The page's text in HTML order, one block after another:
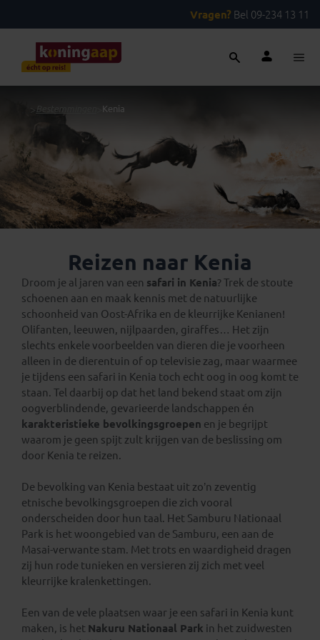
Vragen? Bel 09-234 13 11
> Bestemmingen Kenia
Reizen naar Kenia
Droom je al jaren van een safari in Kenia? Trek de stoute
schoenen aan en maak kennis met de natuurlijke
schoonheid van Oost-Afrika en de kleurrijke Kenianen!
Olifanten, leeuwen, nijlpaarden, giraffes… Het zijn
slechts enkele voorbeelden van dieren die je voorheen
alleen in de dierentuin of op televisie zag, maar waarmee
je tijdens een safari in Kenia toch echt oog in oog komt te
staan. Tel daarbij op dat het land bekend staat om zijn
oogverblindende, gevarieerde landschappen én
karakteristieke bevolkingsgroepen en je begrijpt
waarom je geen spijt zult krijgen van de beslissing om
door Kenia te reizen.
De bevolking van Kenia bestaat uit zo’n zeventig
etnische bevolkingsgroepen die zich vooral
onderscheiden door hun taal. Het Samburu Nationaal
Park is het woongebied van de Samburu, een aan de
Masai-verwante stam. Met trots en waardigheid dragen
zij hun rode tunieken en versieren zij zich met veel
kleurrijke kralenkettingen.
Een van de vele plaatsen waar je een safari in Kenia kunt
maken, is het Nakuru Nationaal Park in het zuidwesten